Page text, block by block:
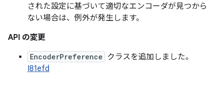
された設定に基づいて適切なエンコーダが見つから
ない場合は、例外が発生します。
API の変更
EncoderPreference
クラスを追加しました。
I81efd